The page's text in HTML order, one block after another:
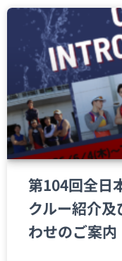
第104回全日
クルー紹介
わせのご案内